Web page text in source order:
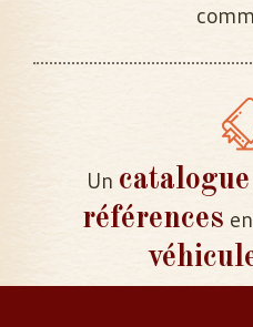
Un catalogue
références